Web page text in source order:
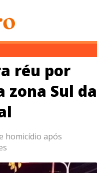
réu por
Sul da
homicídio após